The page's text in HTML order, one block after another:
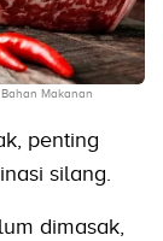
Makanan
penting
silang.
dimasak,